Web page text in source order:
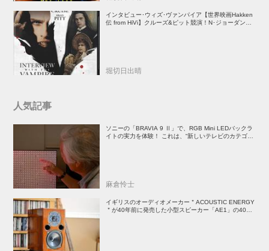
インタビュー･ウィズ･ヴァンパイア【世界映画Hakken
伝 from HiVi】クルーズ&ピット競演！N･ジョーダン監
堀切日出晴
人気記事
ソニーの「BRAVIA 9 Ⅱ」で、RGB Mini LEDバックラ
イトの実力を体験！ これは、“新しいテレビのカテゴリ
麻倉怜士
イギリスのオーディオメーカー＂ACOUSTIC ENERGY
＂が40年前に発売した小型スピーカー「AE1」の40周